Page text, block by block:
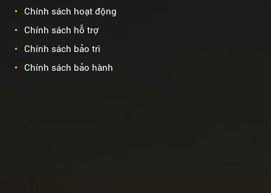
Chính sách hoạt động
Chính sách hỗ trợ
Chính sách bảo trì
Chính sách bảo hành